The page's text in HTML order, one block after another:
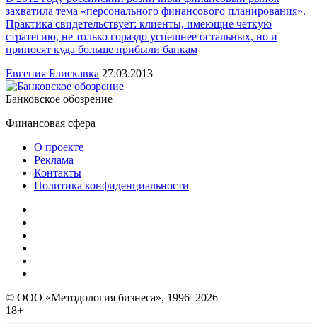
захватила тема «персонального финансового планирования».
Практика свидетельствует: клиенты, имеющие четкую
стратегию, не только гораздо успешнее остальных, но и
приносят куда больше прибыли банкам
Евгения Блискавка 27.03.2013
Банковское обозрение
Финансовая сфера
О проекте
Реклама
Контакты
Политика конфиденциальности
© ООО «Методология бизнеса», 1996–2026
18+